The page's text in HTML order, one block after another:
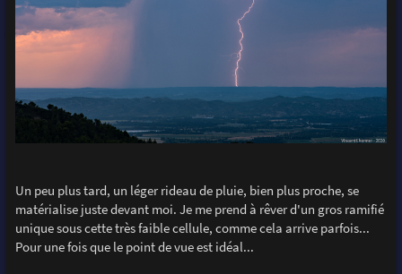
Un peu plus tard, un léger rideau de pluie, bien plus proche, se
matérialise juste devant moi. Je me prend à rêver d'un gros ramifié
unique sous cette très faible cellule, comme cela arrive parfois...
Pour une fois que le point de vue est idéal...